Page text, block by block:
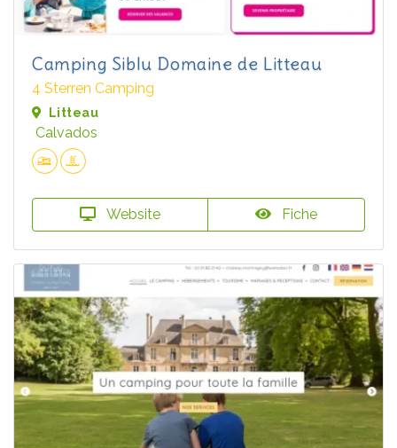
Camping Siblu Domaine de Litteau
4 Sterren Camping
Litteau
Calvados
Website Fiche